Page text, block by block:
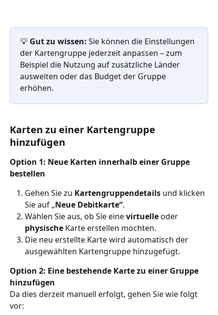
💡 Gut zu wissen: Sie können die Einstellungen
der Kartengruppe jederzeit anpassen – zum
Beispiel die Nutzung auf zusätzliche Länder
ausweiten oder das Budget der Gruppe
erhöhen.
Karten zu einer Kartengruppe
hinzufügen
Option 1: Neue Karten innerhalb einer Gruppe
bestellen
Gehen Sie zu Kartengruppendetails und klicken
Sie auf „Neue Debitkarte“.
Wählen Sie aus, ob Sie eine virtuelle oder
physische Karte erstellen möchten.
Die neu erstellte Karte wird automatisch der
ausgewählten Kartengruppe hinzugefügt.
Option 2: Eine bestehende Karte zu einer Gruppe
hinzufügen
Da dies derzeit manuell erfolgt, gehen Sie wie folgt
vor: